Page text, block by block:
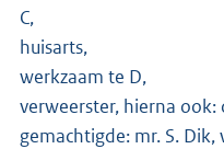
C,
huisarts,
werkzaam te D,
verweerster, hierna ook:
gemachtigde: mr. S.